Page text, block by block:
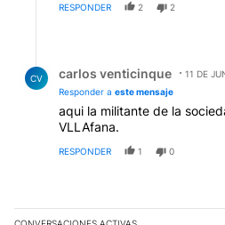
RESPONDER 2 2
CV carlos venticinque
11 DE
Responder a este mensaje
aqui la militante de la
VLLAfana.
RESPONDER 1 0